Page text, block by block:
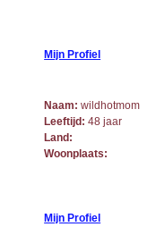
Mijn Profiel
Naam: wildhotmom
Leeftijd: 48 jaar
Land:
Woonplaats:
Mijn Profiel